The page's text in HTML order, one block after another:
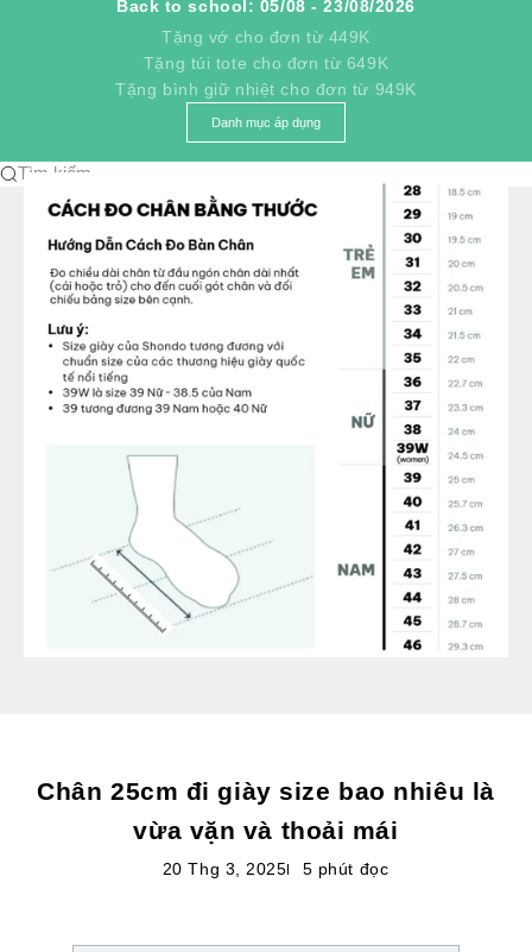
Back to school: 05/08 - 23/08/2026
Tặng vớ cho đơn từ 449K
Tặng túi tote cho đơn từ 649K
Tặng bình giữ nhiệt cho đơn từ 949K
Danh mục áp dụng
Tìm kiếm...
Chân 25cm đi giày size bao nhiêu là
vừa vặn và thoải mái
20 Thg 3, 2025 5 phút đọc